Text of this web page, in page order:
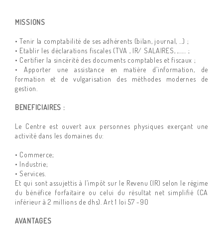
MISSIONS
• Tenir la comptabilité de ses adhérents (bilan, journal, …) ;
• Etablir les déclarations fiscales (TVA , IR/ SALAIRES, ,…… ;
• Certifier la sincérité des documents comptables et fiscaux ;
• Apporter une assistance en matière d’information, de
formation et de vulgarisation des méthodes modernes de
gestion.
BENEFICIAIRES :
Le Centre est ouvert aux personnes physiques exerçant une
activité dans les domaines du:
• Commerce;
• Industrie;
• Services.
Et qui sont assujettis à l’impôt sur le Revenu (IR) selon le régime
du bénéfice forfaitaire ou celui du résultat net simplifié (CA
inférieur à 2 millions de dhs). Art 1 loi 57 -90
AVANTAGES